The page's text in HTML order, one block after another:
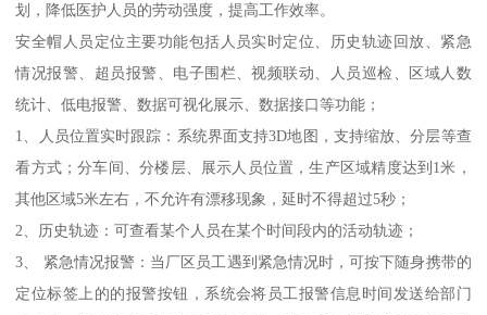
划，降低医护人员的劳动强度，提高工作效率。
安全帽人员定位主要功能包括人员实时定位、历史轨迹回放、紧急
情况报警、超员报警、电子围栏、视频联动、人员巡检、区域人数
统计、低电报警、数据可视化展示、数据接口等功能；
1、人员位置实时跟踪：系统界面支持3D地图，支持缩放、分层等查
看方式；分车间、分楼层、展示人员位置，生产区域精度达到1米，
其他区域5米左右，不允许有漂移现象，延时不得超过5秒；
2、历史轨迹：可查看某个人员在某个时间段内的活动轨迹；
3、 紧急情况报警：当厂区员工遇到紧急情况时，可按下随身携带的
定位标签上的的报警按钮，系统会将员工报警信息时间发送给部门